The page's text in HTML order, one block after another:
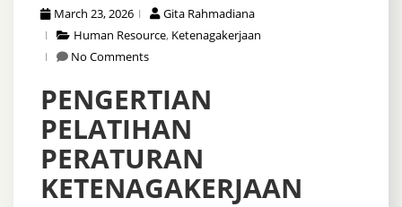
March 23, 2026
Gita Rahmadiana
Human Resource, Ketenagakerjaan
No Comments
PENGERTIAN
PELATIHAN
PERATURAN
KETENAGAKERJAAN